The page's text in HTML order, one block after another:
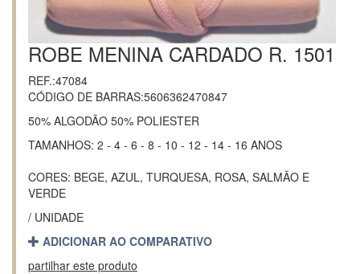
ROBE MENINA CARDADO R. 1501
REF.:47084
CÓDIGO DE BARRAS:5606362470847
50% ALGODÃO 50% POLIESTER
TAMANHOS: 2 - 4 - 6 - 8 - 10 - 12 - 14 - 16 ANOS
CORES: BEGE, AZUL, TURQUESA, ROSA, SALMÃO E
VERDE
/ UNIDADE
ADICIONAR AO COMPARATIVO
partilhar este produto